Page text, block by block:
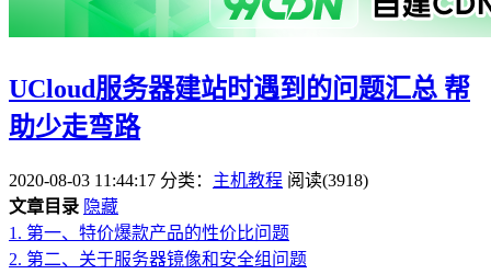
UCloud服务器建站时遇到的问题汇总 帮
助少走弯路
2020-08-03 11:44:17 分类： 主机教程 阅读(3918)
文章目录 隐藏
1. 第一、特价爆款产品的性价比问题
2. 第二、关于服务器镜像和安全组问题